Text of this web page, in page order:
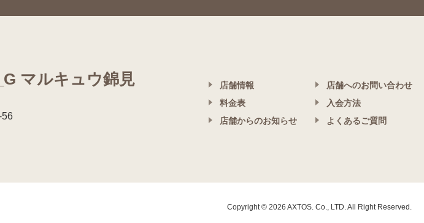
マルキュウ錦見
56
店舗情報
料金表
店舗からのお知らせ
店舗へのお問い合わせ
入会方法
よくあるご質問
Copyright © 2026 AXTOS. Co., LTD. All Right Reserved.